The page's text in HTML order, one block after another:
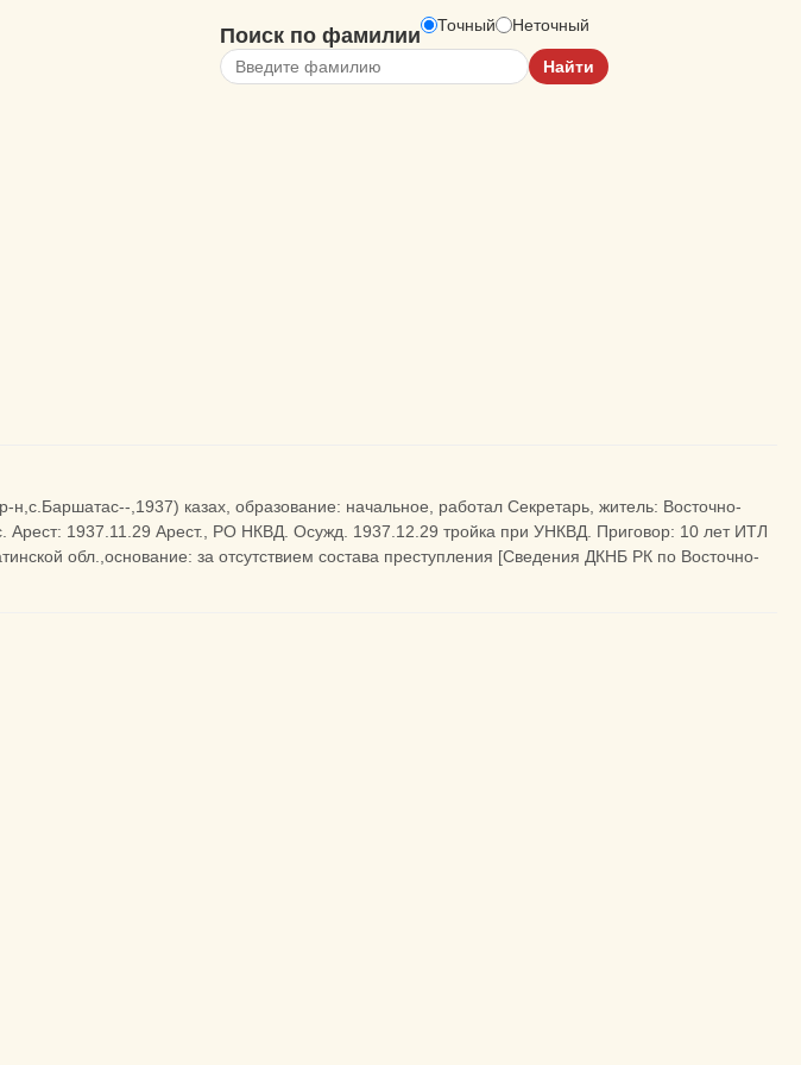
Поиск по фамилии Точный Неточный
н,с.Баршатас--,1937) казах, образование: начальное, работал Секретарь, житель: Восточно-
Арест: 1937.11.29 Арест., РО НКВД. Осужд. 1937.12.29 тройка при УНКВД. Приговор: 10 лет ИТЛ
обл.,основание: за отсутствием состава преступления [Сведения ДКНБ РК по Восточно-